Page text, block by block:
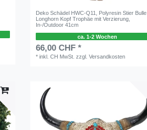
Deko Schädel HWC-Q11, Polyresin Stier Bulle
Longhorn Kopf Trophäe mit Verzierung,
In-/Outdoor 41cm
ca. 1-2 Wochen
66,00 CHF *
*inkl. CH MwSt. zzgl.Versandkosten